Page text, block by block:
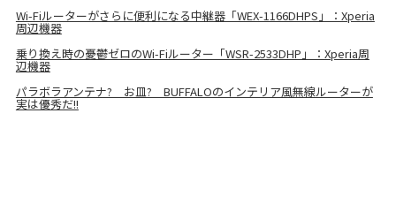
Wi-Fiルーターがさらに便利になる中継器「WEX-1166DHPS」：Xperia
周辺機器
乗り換え時の憂鬱ゼロのWi-Fiルーター「WSR-2533DHP」：Xperia周
辺機器
パラボラアンテナ? お皿? BUFFALOのインテリア風無線ルーターが
実は優秀だ!!